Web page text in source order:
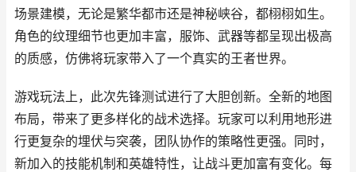
场景建模，无论是繁华都市还是神秘峡谷，都栩栩如生。
角色的纹理细节也更加丰富，服饰、武器等都呈现出极高
的质感，仿佛将玩家带入了一个真实的王者世界。
游戏玩法上，此次先锋测试进行了大胆创新。全新的地图
布局，带来了更多样化的战术选择。玩家可以利用地形进
行更复杂的埋伏与突袭，团队协作的策略性更强。同时，
新加入的技能机制和英雄特性，让战斗更加富有变化。每